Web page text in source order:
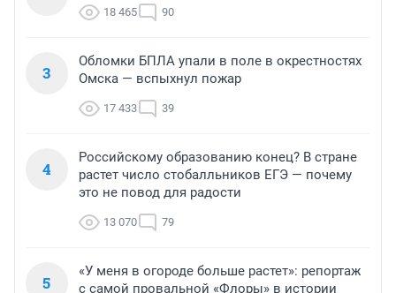
18 465 90
3
Обломки БПЛА упали в поле в окрестностях
Омска — вспыхнул пожар
17 433 39
4
Российскому образованию конец? В стране
растет число стобалльников ЕГЭ — почему
это не повод для радости
13 070 79
5
«У меня в огороде больше растет»: репортаж
с самой провальной «Флоры» в истории